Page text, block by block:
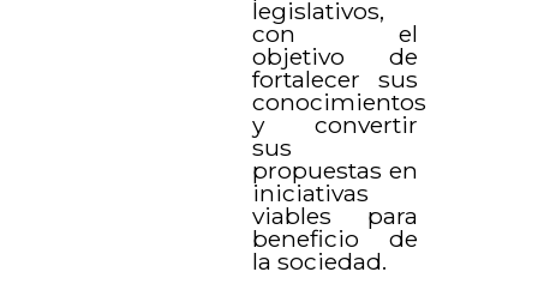
legislativos,
con el
objetivo de
fortalecer sus
conocimientos
y convertir
sus
propuestas en
iniciativas
viables para
beneficio de
la sociedad.